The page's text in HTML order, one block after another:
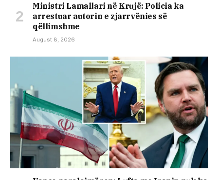
Ministri Lamallari në Krujë: Policia ka
arrestuar autorin e zjarrvënies së
qëllimshme
August 8, 2026